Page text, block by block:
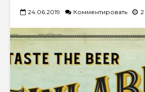
24.06.2019 Комментировать 2